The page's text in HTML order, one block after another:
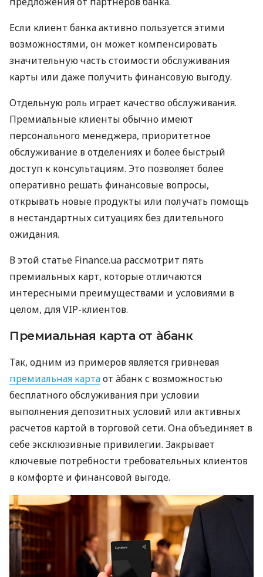
Если клиент банка активно пользуется этими
возможностями, он может компенсировать
значительную часть стоимости обслуживания
карты или даже получить финансовую выгоду.
Отдельную роль играет качество обслуживания.
Премиальные клиенты обычно имеют
персонального менеджера, приоритетное
обслуживание в отделениях и более быстрый
доступ к консультациям. Это позволяет более
оперативно решать финансовые вопросы,
открывать новые продукты или получать помощь
в нестандартных ситуациях без длительного
ожидания.
В этой статье Finance.ua рассмотрит пять
премиальных карт, которые отличаются
интересными преимуществами и условиями в
целом, для VIP-клиентов.
Премиальная карта от àбанк
Так, одним из примеров является гривневая
премиальная картаот àбанк с возможностью
бесплатного обслуживания при условии
выполнения депозитных условий или активных
расчетов картой в торговой сети. Она объединяет в
себе эксклюзивные привилегии. Закрывает
ключевые потребности требовательных клиентов
в комфорте и финансовой выгоде.